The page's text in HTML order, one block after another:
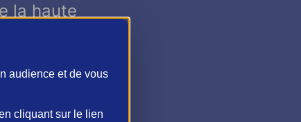
la haute
consiste à
audience et de vous
cliquant sur le lien